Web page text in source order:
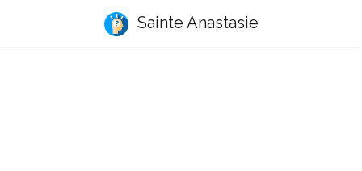
Sainte Anastasie